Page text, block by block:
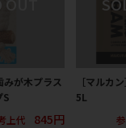
みが木プラス
S
上代
845円
［マルカ
5L